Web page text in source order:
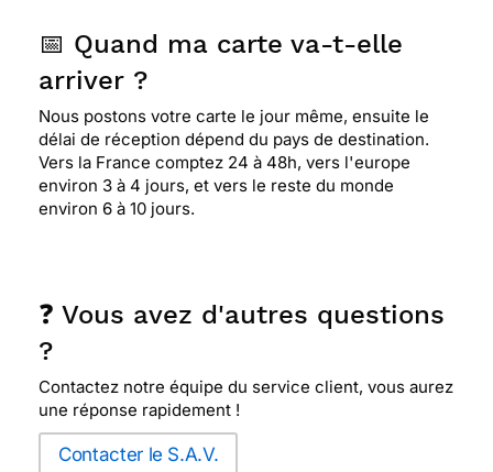
📅 Quand ma carte va-t-elle
arriver ?
Nous postons votre carte le jour même, ensuite le
délai de réception dépend du pays de destination.
Vers la France comptez 24 à 48h, vers l'europe
environ 3 à 4 jours, et vers le reste du monde
environ 6 à 10 jours.
❓ Vous avez d'autres questions
?
Contactez notre équipe du service client, vous aurez
une réponse rapidement !
Contacter le S.A.V.